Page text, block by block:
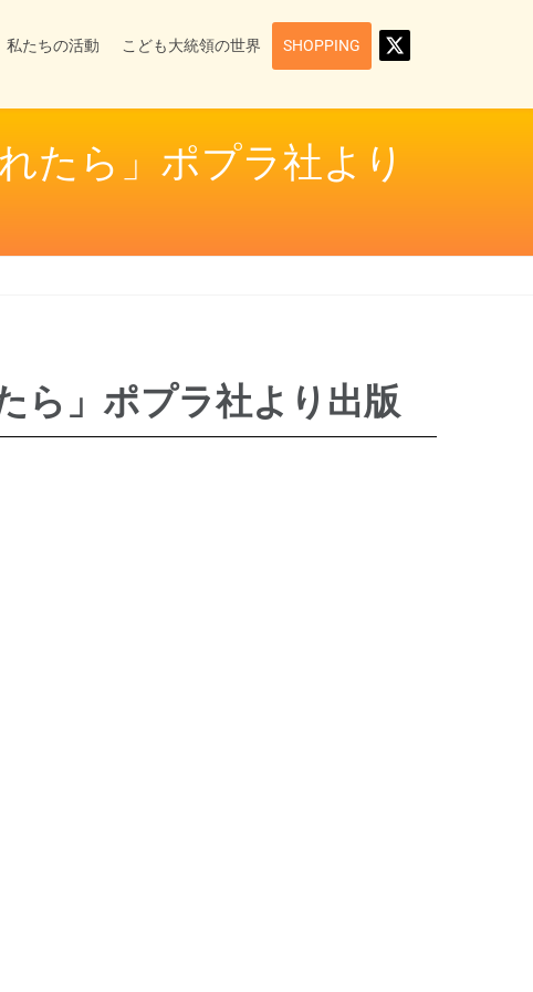
私たちの活動 こども大統領の世界 SHOPPING
たら」ポプラ社より
ら」ポプラ社より出版